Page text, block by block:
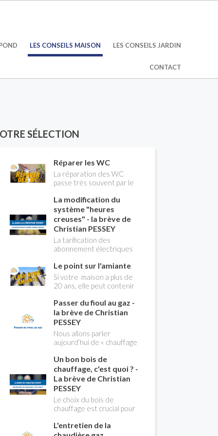
LES CONSEILS MAISON LES CONSEILS JARDIN
CONTACT
SÉLECTION
Réparer les WC
La réparation des WC
passe très souvent par le
flotteur. Tuto pour tout
vous expliquer
La modification du
système "heures
creuses" - la brève de
Christian PESSEY
La tarification des
abonnement électriques
longtemps deux
possibilités : heures
pleines, heures creuses.
Aujourd'hui Christian
PESSEY vous explique tout
ce qu'il faut savoir sur la
nouvelle modification du
système "heures creuses"
qui concerne près de 15
millions de Français !
Le point sur l'amiante
Si votre maison a plus de
20 ans, elle peut contenir
contenant de l'amiante) !
Pas de panique, on fait le
point dans notre flash
news n°3 spéciale
Amiante et ses dangers
avec Christian Pessey
Passer du fioul au gaz -
la brève de Christian
PESSEY
Nous allons parler
aujourd’hui de « chauffage
du changement d’énergie.
Nous allons aborder
l’abandon du fioul au profit
du gaz.
Un bon bois de
chauffage, c'est quoi ? -
La brève de Christian
PESSEY
Le choix du bois de
chauffage est crucial pour
rendement énergétique
L'entretien de la